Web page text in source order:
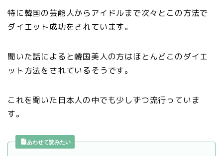
特に韓国の芸能人からアイドルまで次々とこの方法で
ダイエット成功をされています。
聞いた話によると韓国美人の方はほとんどこのダイエ
ット方法をされているそうです。
これを聞いた日本人の中でも少しずつ流行っていま
す。
あわせて読みたい